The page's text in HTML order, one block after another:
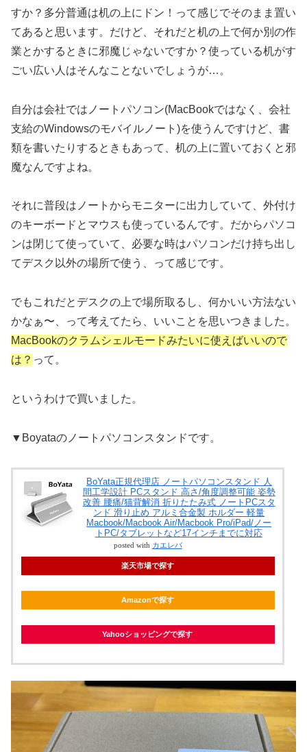
すか？多分普通は机の上にドン！って感じでそのまま置い
てあると思います。だけど、それだと机の上で何か別の作
業とかするときに邪魔じゃないですか？使っている机がす
ごい広い人はそんなことないでしょうが…。
自分は会社ではノートパソコン(MacBookではなく、会社
支給のWindowsのモバイルノート)を使うんですけど、書
類を書いたりするときもあって、机の上に置いておくと邪
魔なんですよね。
それに普段はノートからモニターに出力していて、外付け
のキーボードとマウスも使っているんです。だからパソコ
ンは閉じて使っていて、必要な時はパソコンだけ持ち出し
てデスク以外の場所で使う、って感じです。
でもこれだとデスクの上で場所取るし、何かいい方法ない
かなぁ〜、って考えてたら、いいことを思いつきました。
MacBookのクラムシェルモードみたいに使えばいいので
は？ って。
というわけで買いました。
▼Boyataのノートパソコンスタンドです。
BoYata正規代理店 ノートパソコンスタンド 人
間工学設計 PCスタンド 高さ/角度調整可能 姿勢
改善 腰痛/猫背解消 折りたたみ式 ノートPCスタ
ンド 滑り止め アルミ合金製 ホルダー 軽量
Macbook/Macbook Air/Macbook Pro/iPad/ノー
トPC/タブレットなど17インチまでに対応
posted with カエレバ
楽天市場で探す
Amazonで探す
Yahooショッピングで探す